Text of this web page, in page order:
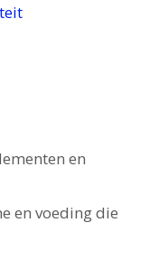
en
en voeding die